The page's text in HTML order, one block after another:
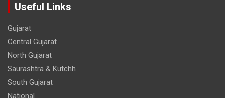
Useful Links
Gujarat
Central Gujarat
North Gujarat
Saurashtra & Kutchh
South Gujarat
National